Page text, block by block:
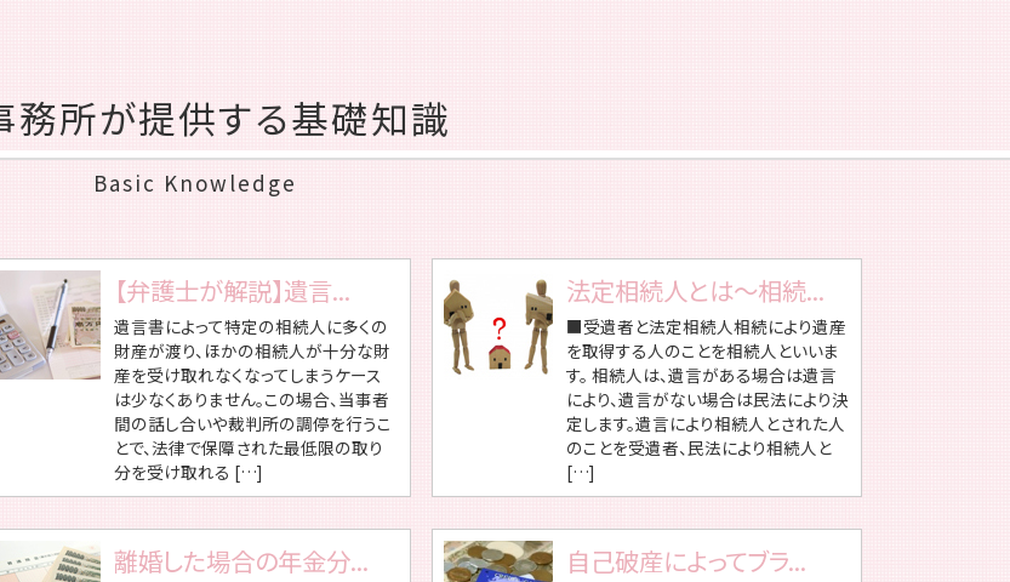
務所が提供する基礎知識
Basic Knowledge
【弁護士が解説】遺言...
遺言書によって特定の相続人に多くの
財産が渡り、ほかの相続人が十分な財
産を受け取れなくなってしまうケース
は少なくありません。この場合、当事者
間の話し合いや裁判所の調停を行うこ
とで、法律で保障された最低限の取り
分を受け取れる […]
法定相続人とは～相続...
■受遺者と法定相続人相続により遺産
を取得する人のことを相続人といいま
す。 相続人は、遺言がある場合は遺言
により、遺言がない場合は民法により決
定します。遺言により相続人とされた人
のことを受遺者、民法により相続人と
[…]
離婚した場合の年金分... 自己破産によってブラ...